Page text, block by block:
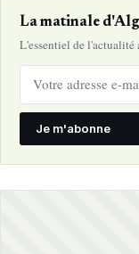
La matinale
L'essentiel de
Je m'abonne